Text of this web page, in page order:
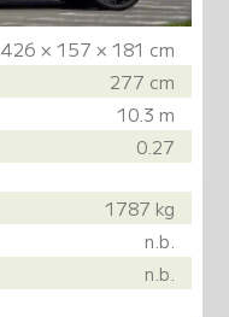
426 × 157 × 181 cm
277 cm
10.3 m
0.27
1787 kg
n.b.
n.b.